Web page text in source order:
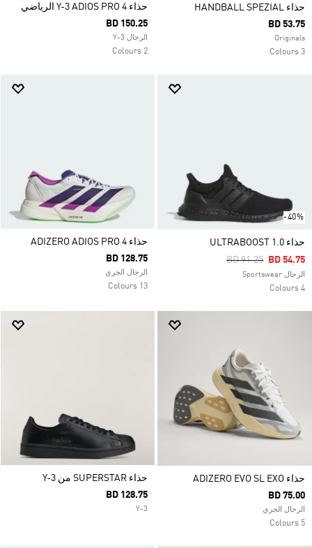
حذاء HANDBALL SPEZIAL
BD 53.75
Originals
3 Colours
حذاء Y-3 ADIOS PRO 4 الرياضي
BD 150.25
الرجال Y-3
2 Colours
-40%
حذاء ULTRABOOST 1.0
Price Reduced
BD 91.25ToBD 54.75
الرجال Sportswear
4 Colours
حذاء ADIZERO ADIOS PRO 4
BD 128.75
الرجال الجري
13 Colours
حذاء ADIZERO EVO SL EXO
BD 75.00
الرجال الجري
5 Colours
حذاء SUPERSTAR من Y-3
BD 128.75
Y-3